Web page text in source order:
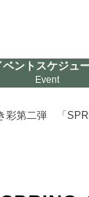
ベントスケジュ
Event
彩第二弾 「